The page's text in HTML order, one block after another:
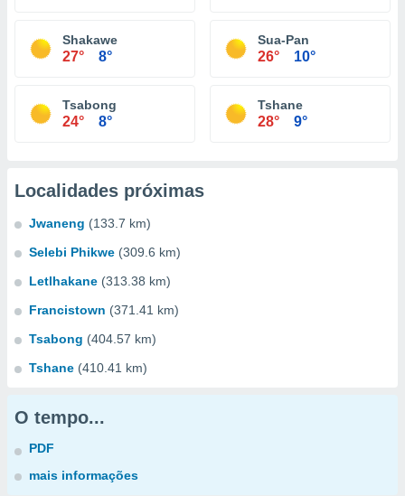
Shakawe
27° 8°
Sua-Pan
26° 10°
Tsabong
24° 8°
Tshane
28° 9°
Localidades próximas
Jwaneng (133.7 km)
Selebi Phikwe (309.6 km)
Letlhakane (313.38 km)
Francistown (371.41 km)
Tsabong (404.57 km)
Tshane (410.41 km)
O tempo...
PDF
mais informações